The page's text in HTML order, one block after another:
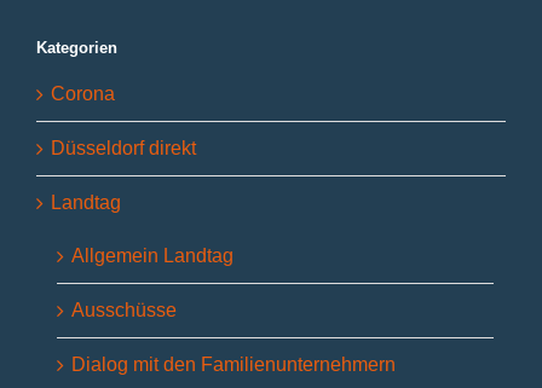
Kategorien
Corona
Düsseldorf direkt
Landtag
Allgemein Landtag
Ausschüsse
Dialog mit den Familienunternehmern